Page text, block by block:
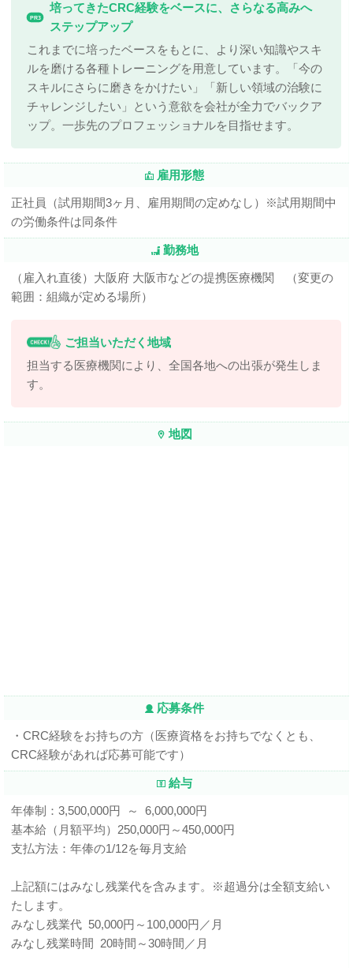
PR3
培ってきたCRC経験をベースに、さらなる高みへ
ステップアップ
これまでに培ったベースをもとに、より深い知識やスキ
ルを磨ける各種トレーニングを用意しています。「今の
スキルにさらに磨きをかけたい」「新しい領域の治験に
チャレンジしたい」という意欲を会社が全力でバックア
ップ。一歩先のプロフェッショナルを目指せます。
雇用形態
正社員（試用期間3ヶ月、雇用期間の定めなし）※試用期間中
の労働条件は同条件
勤務地
（雇入れ直後）大阪府 大阪市などの提携医療機関 （変更の
範囲：組織が定める場所）
ご担当いただく地域
担当する医療機関により、全国各地への出張が発生しま
す。
地図
応募条件
・CRC経験をお持ちの方（医療資格をお持ちでなくとも、
CRC経験があれば応募可能です）
給与
年俸制：3,500,000円 ～ 6,000,000円
基本給（月額平均）250,000円～450,000円
支払方法：年俸の1/12を毎月支給
上記額にはみなし残業代を含みます。※超過分は全額支給い
たします。
みなし残業代 50,000円～100,000円／月
みなし残業時間 20時間～30時間／月